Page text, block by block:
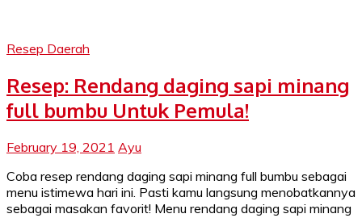
Resep Daerah
Resep: Rendang daging sapi minang
full bumbu Untuk Pemula!
February 19, 2021 Ayu
Coba resep rendang daging sapi minang full bumbu sebagai
menu istimewa hari ini. Pasti kamu langsung menobatkannya
sebagai masakan favorit! Menu rendang daging sapi minang